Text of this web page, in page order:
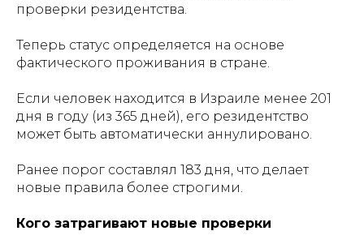
проверки резидентства.
Теперь статус определяется на основе
фактического проживания в стране.
Если человек находится в Израиле менее 201
дня в году (из 365 дней), его резидентство
может быть автоматически аннулировано.
Ранее порог составлял 183 дня, что делает
новые правила более строгими.
Кого затрагивают новые проверки